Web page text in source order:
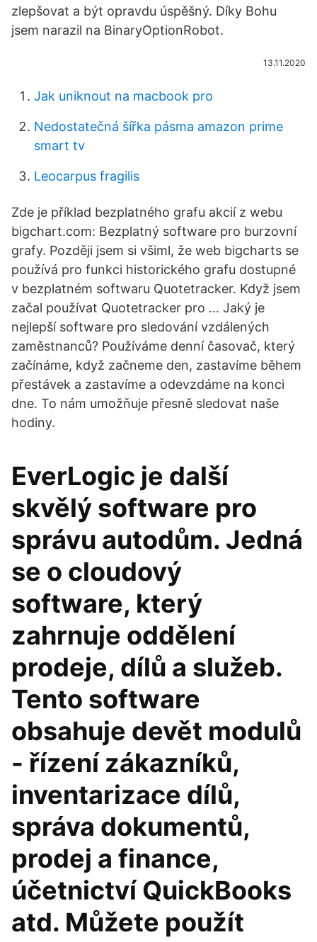
zlepšovat a být opravdu úspěšný. Díky Bohu
jsem narazil na BinaryOptionRobot.
13.11.2020
Jak uniknout na macbook pro
Nedostatečná šířka pásma amazon prime
smart tv
Leocarpus fragilis
Zde je příklad bezplatného grafu akcií z webu
bigchart.com: Bezplatný software pro burzovní
grafy. Později jsem si všiml, že web bigcharts se
používá pro funkci historického grafu dostupné
v bezplatném softwaru Quotetracker. Když jsem
začal používat Quotetracker pro … Jaký je
nejlepší software pro sledování vzdálených
zaměstnanců? Používáme denní časovač, který
začínáme, když začneme den, zastavíme během
přestávek a zastavíme a odevzdáme na konci
dne. To nám umožňuje přesně sledovat naše
hodiny.
EverLogic je další
skvělý software pro
správu autodům. Jedná
se o cloudový
software, který
zahrnuje oddělení
prodeje, dílů a služeb.
Tento software
obsahuje devět modulů
- řízení zákazníků,
inventarizace dílů,
správa dokumentů,
prodej a finance,
účetnictví QuickBooks
atd. Můžete použít